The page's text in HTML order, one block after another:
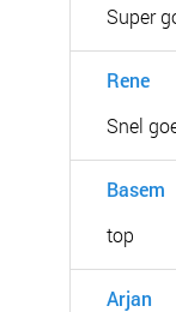
Super
Rene
Snel
Basem
top
Arjan